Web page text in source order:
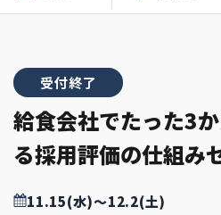
ス
受付終了
給食会社でたった3
る採用評価の仕組み
11.15(水)～12.2(土)